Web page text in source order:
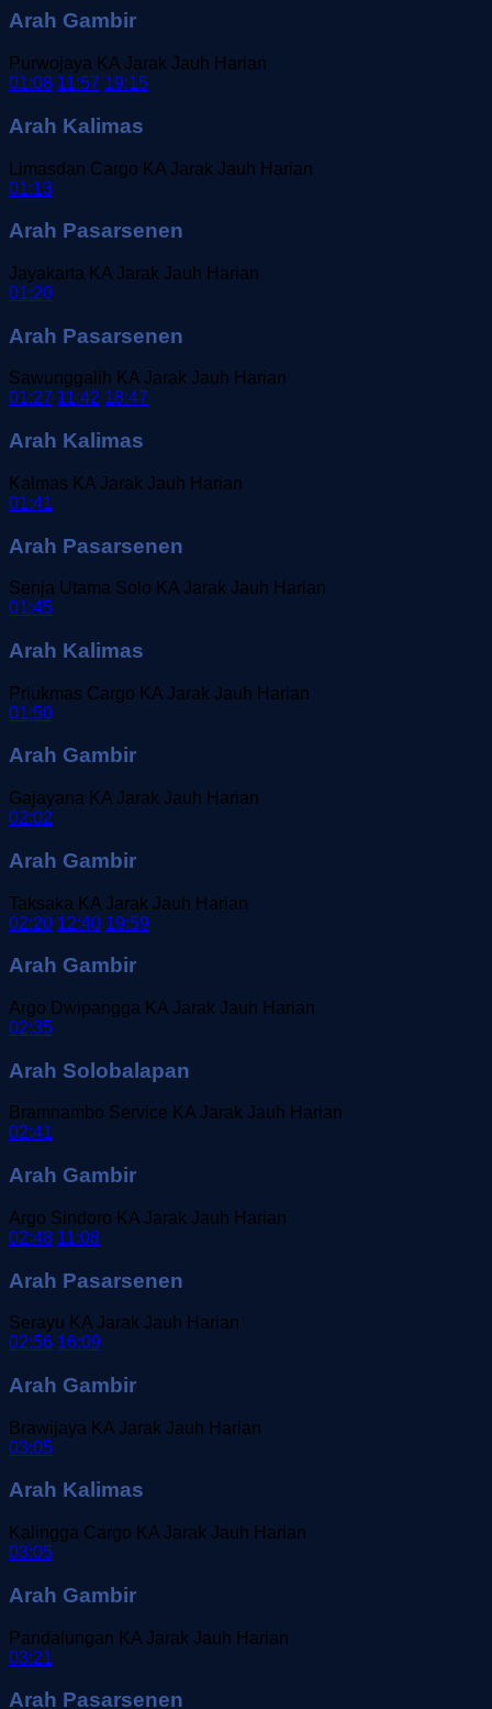
Arah Gambir
Purwojaya KA Jarak Jauh Harian
01:08 11:57 19:15
Arah Kalimas
Limasdan Cargo KA Jarak Jauh Harian
01:13
Arah Pasarsenen
Jayakarta KA Jarak Jauh Harian
01:20
Arah Pasarsenen
Sawunggalih KA Jarak Jauh Harian
01:27 11:42 18:47
Arah Kalimas
Kalmas KA Jarak Jauh Harian
01:41
Arah Pasarsenen
Senja Utama Solo KA Jarak Jauh Harian
01:45
Arah Kalimas
Priukmas Cargo KA Jarak Jauh Harian
01:50
Arah Gambir
Gajayana KA Jarak Jauh Harian
02:02
Arah Gambir
Taksaka KA Jarak Jauh Harian
02:20 12:40 19:59
Arah Gambir
Argo Dwipangga KA Jarak Jauh Harian
02:35
Arah Solobalapan
Bramnambo Service KA Jarak Jauh Harian
02:41
Arah Gambir
Argo Sindoro KA Jarak Jauh Harian
02:48 11:08
Arah Pasarsenen
Serayu KA Jarak Jauh Harian
02:56 16:09
Arah Gambir
Brawijaya KA Jarak Jauh Harian
03:05
Arah Kalimas
Kalingga Cargo KA Jarak Jauh Harian
03:05
Arah Gambir
Pandalungan KA Jarak Jauh Harian
03:21
Arah Pasarsenen